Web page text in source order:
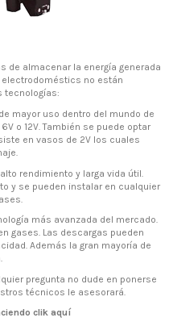
de almacenar la energía generada
no están
tecnologías:
mayor uso dentro del mundo de
o 12V. También se puede optar
en vasos de 2V los cuales
rendimiento y larga vida útil.
y se pueden instalar en cualquier
más avanzada del mercado.
gases. Las descargas pueden
Además la gran mayoría de
pregunta no dude en ponerse
técnicos le asesorará.
clik aquí